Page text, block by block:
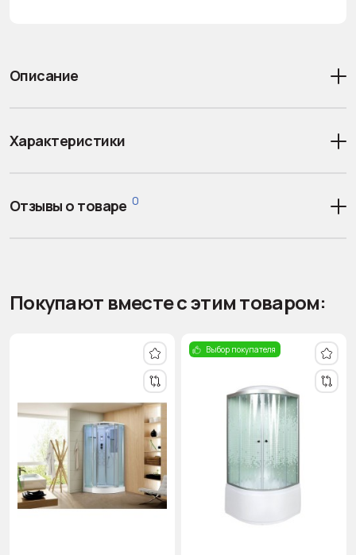
Описание
Характеристики
Отзывы о товаре 0
Покупают вместе с этим товаром:
Выбор покупателя